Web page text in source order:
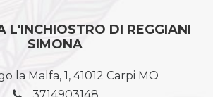
L'INCHIOSTRO DI REGGIANI
SIMONA
la Malfa, 1, 41012 Carpi MO